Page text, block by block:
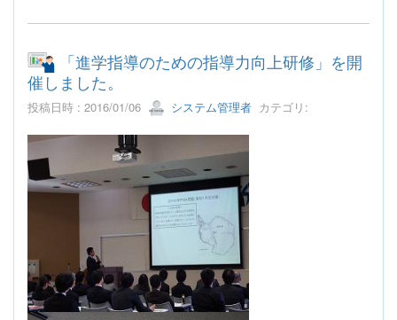
「進学指導のための指導力向上研修」を開
催しました。
投稿日時 : 2016/01/06 システム管理者 カテゴリ: